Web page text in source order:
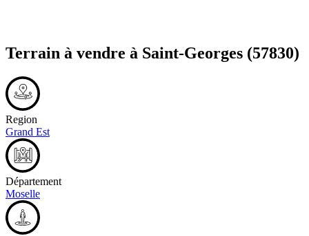
Terrain à vendre à Saint-Georges (57830)
Region
Grand Est
Département
Moselle